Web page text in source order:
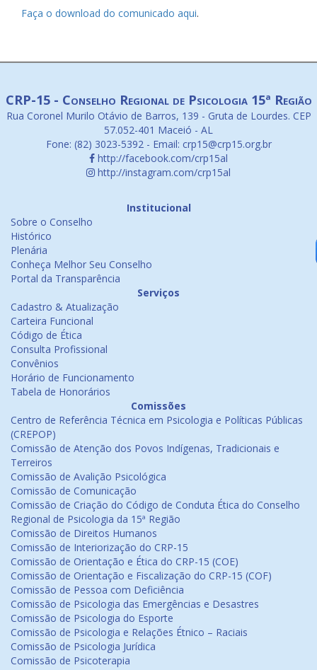
Faça o download do comunicado aqui.
CRP-15 - Conselho Regional de Psicologia 15ª Região
Rua Coronel Murilo Otávio de Barros, 139 - Gruta de Lourdes. CEP
57.052-401 Maceió - AL
Fone: (82) 3023-5392 - Email: crp15@crp15.org.br
http://facebook.com/crp15al
http://instagram.com/crp15al
Institucional
Sobre o Conselho
Histórico
Plenária
Conheça Melhor Seu Conselho
Portal da Transparência
Serviços
Cadastro & Atualização
Carteira Funcional
Código de Ética
Consulta Profissional
Convênios
Horário de Funcionamento
Tabela de Honorários
Comissões
Centro de Referência Técnica em Psicologia e Políticas Públicas
(CREPOP)
Comissão de Atenção dos Povos Indígenas, Tradicionais e
Terreiros
Comissão de Avalição Psicológica
Comissão de Comunicação
Comissão de Criação do Código de Conduta Ética do Conselho
Regional de Psicologia da 15ª Região
Comissão de Direitos Humanos
Comissão de Interiorização do CRP-15
Comissão de Orientação e Ética do CRP-15 (COE)
Comissão de Orientação e Fiscalização do CRP-15 (COF)
Comissão de Pessoa com Deficiência
Comissão de Psicologia das Emergências e Desastres
Comissão de Psicologia do Esporte
Comissão de Psicologia e Relações Étnico – Raciais
Comissão de Psicologia Jurídica
Comissão de Psicoterapia